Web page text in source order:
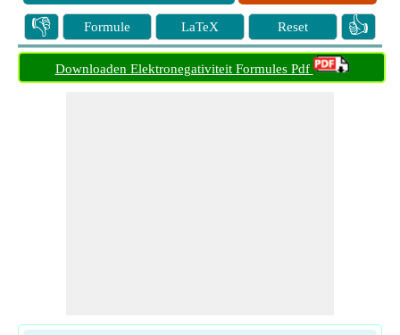
👎 Formule LaTeX Reset 👍
Downloaden Elektronegativiteit Formules Pdf